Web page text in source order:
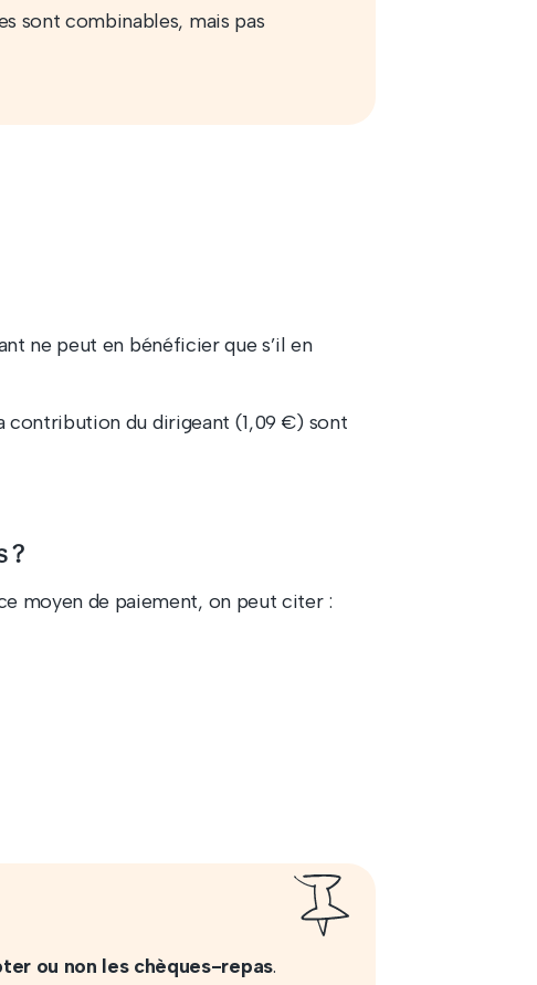
sont combinables, mais pas
ne peut en bénéficier que s’il en
contribution du dirigeant (1,09 €) sont
?
moyen de paiement, on peut citer :
ou non les chèques-repas.